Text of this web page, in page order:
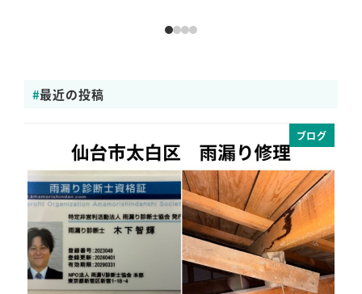
最近の投稿
ブログ